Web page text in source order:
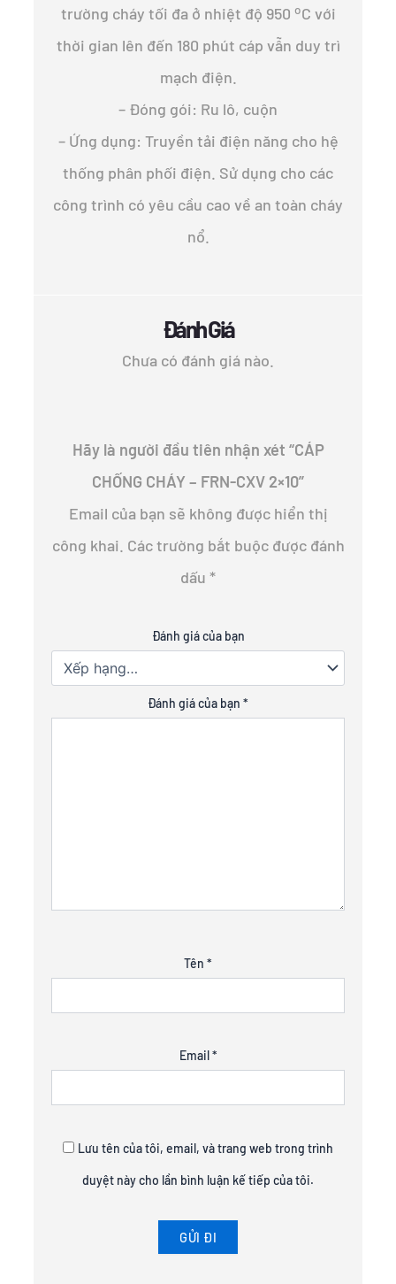
trường cháy tối đa ở nhiệt độ 950 oC với
thời gian lên đến 180 phút cáp vẫn duy trì
mạch điện.
– Đóng gói: Ru lô, cuộn
– Ứng dụng: Truyền tải điện năng cho hệ
thống phân phối điện. Sử dụng cho các
công trình có yêu cầu cao về an toàn cháy
nổ.
Đánh Giá
Chưa có đánh giá nào.
Hãy là người đầu tiên nhận xét “CÁP
CHỐNG CHÁY – FRN-CXV 2×10”
Email của bạn sẽ không được hiển thị
công khai. Các trường bắt buộc được đánh
dấu *
Đánh giá của bạn
Đánh giá của bạn *
Tên *
Email*
Lưu tên của tôi, email, và trang web trong trình
duyệt này cho lần bình luận kế tiếp của tôi.